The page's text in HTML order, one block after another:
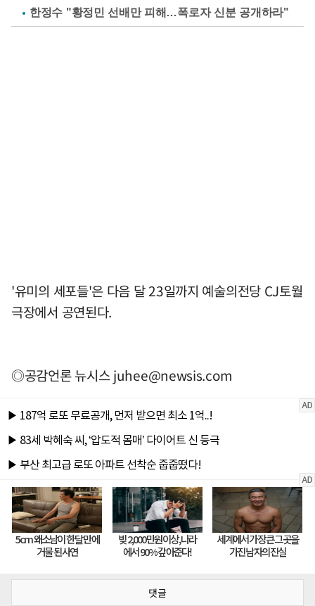
한정수 "황정민 선배만 피해…폭로자 신분 공개하라"
'유미의 세포들'은 다음 달 23일까지 예술의전당 CJ토월
극장에서 공연된다.
◎공감언론 뉴시스juhee@newsis.com
댓글